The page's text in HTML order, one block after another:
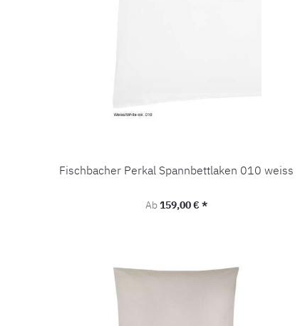
Fischbacher Perkal Spannbettlaken 010 weiss
Regulärer Preis:
Ab159,00 € *